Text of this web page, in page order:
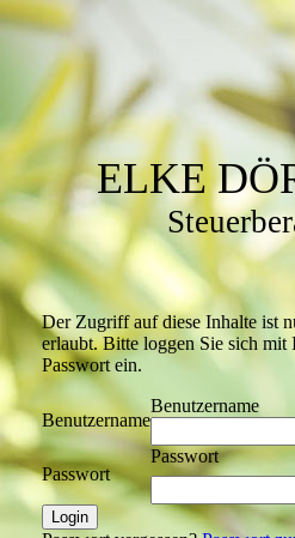
ELKE
Der Zugriff auf diese Inhalte ist
erlaubt. Bitte loggen Sie sich mit
Passwort ein.
Benutzername
Benutzername
Passwort
Passwort
Login